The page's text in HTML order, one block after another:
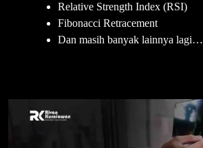
Relative Strength Index (RSI)
Fibonacci Retracement
Dan masih banyak lainnya lagi…